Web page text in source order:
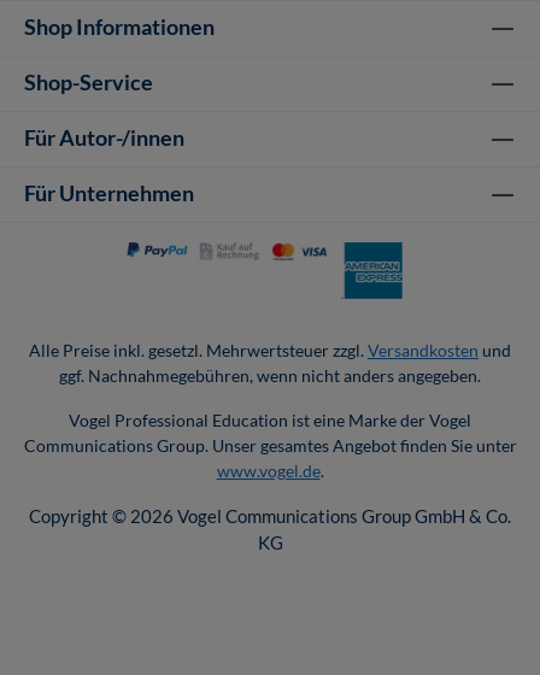
Shop Informationen
Shop-Service
Für Autor-/innen
Für Unternehmen
Alle Preise inkl. gesetzl. Mehrwertsteuer zzgl. Versandkosten und
ggf. Nachnahmegebühren, wenn nicht anders angegeben.
Vogel Professional Education ist eine Marke der Vogel
Communications Group. Unser gesamtes Angebot finden Sie unter
www.vogel.de.
Copyright © 2026 Vogel Communications Group GmbH & Co.
KG